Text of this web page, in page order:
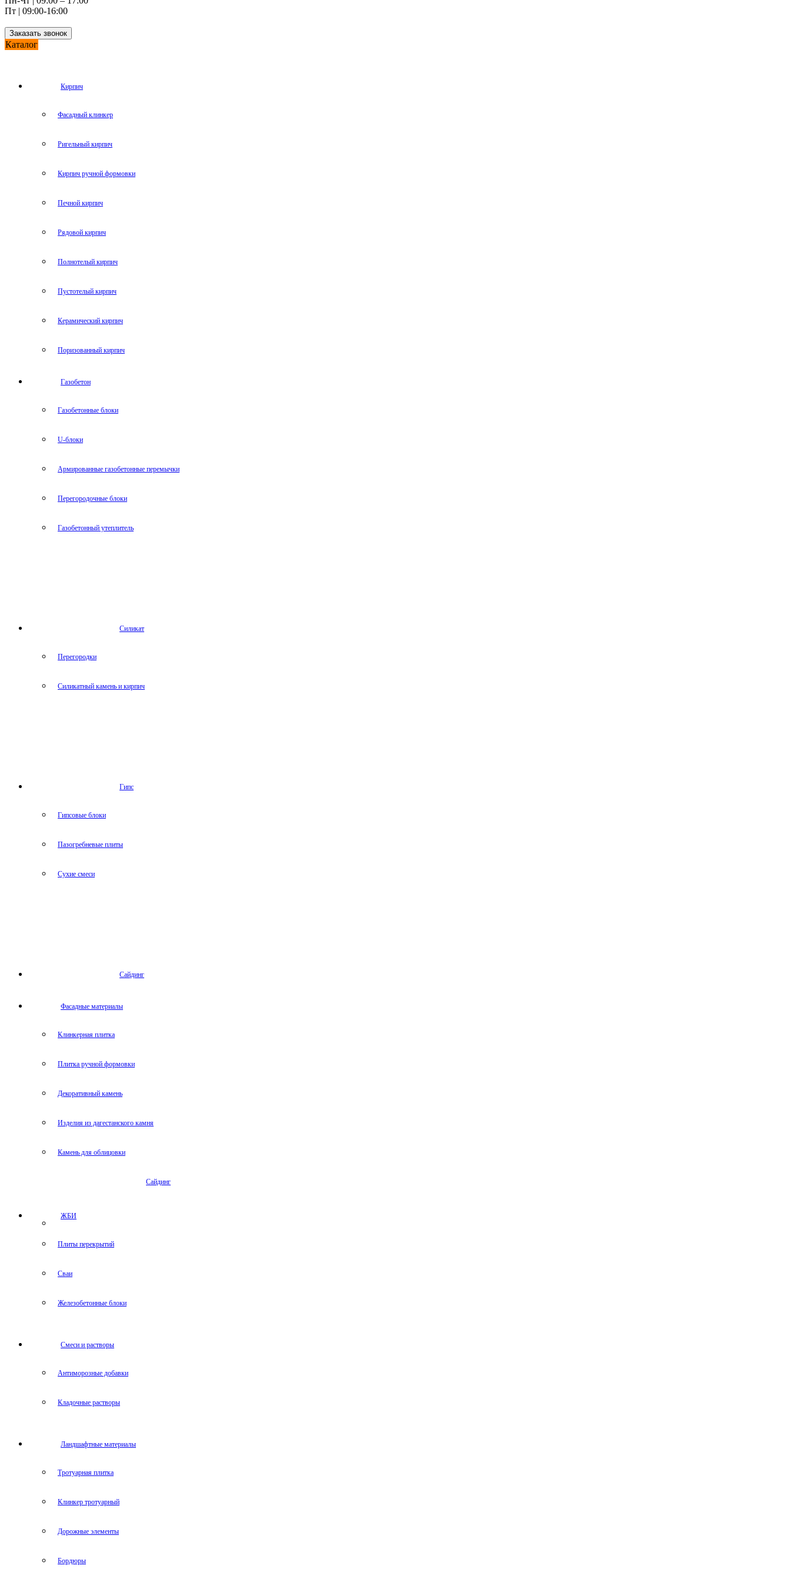
Пт | 09:00-16:00
Заказать звонок
Каталог
Кирпич
Фасадный клинкер
Ригельный кирпич
Кирпич ручной формовки
Печной кирпич
Рядовой кирпич
Полнотелый кирпич
Пустотелый кирпич
Керамический кирпич
Поризованный кирпич
Газобетон
Газобетонные блоки
U-блоки
Армированные газобетонные перемычки
Перегородочные блоки
Газобетонный утеплитель
Силикат
Перегородки
Силикатный камень и кирпич
Гипс
Гипсовые блоки
Пазогребневые плиты
Сухие смеси
Сайдинг
Фасадные материалы
Клинкерная плитка
Плитка ручной формовки
Декоративный камень
Изделия из дагестанского камня
Камень для облицовки
Сайдинг
ЖБИ
Плиты перекрытий
Сваи
Железобетонные блоки
Cмеси и растворы
Антиморозные добавки
Кладочные растворы
Ландшафтные материалы
Тротуарная плитка
Клинкер тротуарный
Дорожные элементы
Бордюры